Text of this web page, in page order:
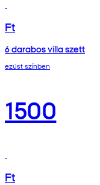
Ft
6 darabos villa szett
ezüst színben
1500
Ft